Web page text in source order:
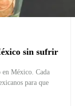
sin sufrir
en México. Cada
para que